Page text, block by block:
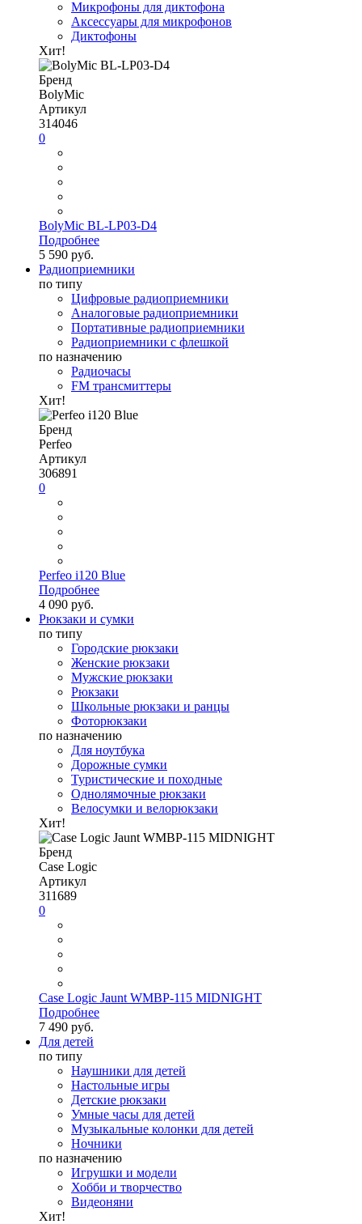
Микрофоны для диктофона
Аксессуары для микрофонов
Диктофоны
Хит!
Бренд
BolyMic
Артикул
314046
0
BolyMic BL-LP03-D4
Подробнее
5 590 руб.
Радиоприемники
по типу
Цифровые радиоприемники
Аналоговые радиоприемники
Портативные радиоприемники
Радиоприемники с флешкой
по назначению
Радиочасы
FM трансмиттеры
Хит!
Бренд
Perfeo
Артикул
306891
0
Perfeo i120 Blue
Подробнее
4 090 руб.
Рюкзаки и сумки
по типу
Городские рюкзаки
Женские рюкзаки
Мужские рюкзаки
Рюкзаки
Школьные рюкзаки и ранцы
Фоторюкзаки
по назначению
Для ноутбука
Дорожные сумки
Туристические и походные
Однолямочные рюкзаки
Велосумки и велорюкзаки
Хит!
Бренд
Case Logic
Артикул
311689
0
Case Logic Jaunt WMBP-115 MIDNIGHT
Подробнее
7 490 руб.
Для детей
по типу
Наушники для детей
Настольные игры
Детские рюкзаки
Умные часы для детей
Музыкальные колонки для детей
Ночники
по назначению
Игрушки и модели
Хобби и творчество
Видеоняни
Хит!